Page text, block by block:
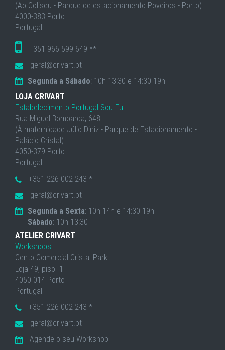
(Ao Coliseu - Parque de estacionamento Poveiros - Porto)
4000-383 Porto
Portugal
+351 966 599 649 **
geral@crivart.pt
Segunda a Sábado: 10h-13:30 e 14:30-19h
LOJA CRIVART
Estabelecimento Portugal Sou Eu
Rua Miguel Bombarda, 648
(À maternidade Júlio Diniz - Parque de Estacionamento -
Palácio Cristal)
4050-379 Porto
Portugal
+351 226 002 243 *
geral@crivart.pt
Segunda a Sexta: 10h-14h e 14:30-19h
Sábado: 10h-13:30
ATELIER CRIVART
Workshops
Cento Comercial Cristal Park
Loja 49, piso -1
4050-014 Porto
Portugal
+351 226 002 243 *
geral@crivart.pt
Agende o seu Workshop